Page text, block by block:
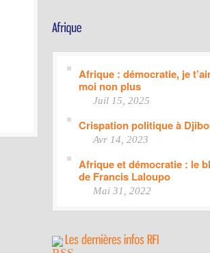
Afrique : démocratie, je
moi non plus
Juil 15, 2025
Crispation politique à
Avr 14, 2023
Afrique et démocratie : le
de Francis Laloupo
Mai 31, 2022